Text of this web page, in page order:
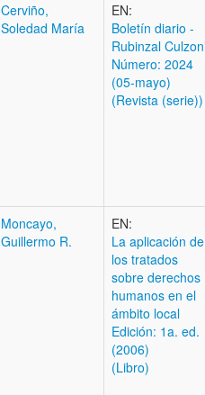
Cerviño,
Soledad María
EN:
Boletí­n diario -
Rubinzal
Número: 2024
(05-mayo)
(Revista (serie))
Moncayo,
Guillermo R.
EN:
La aplicación de
los tratados
sobre derechos
humanos en el
ámbito local
Edición: 1a. ed.
(2006)
(Libro)